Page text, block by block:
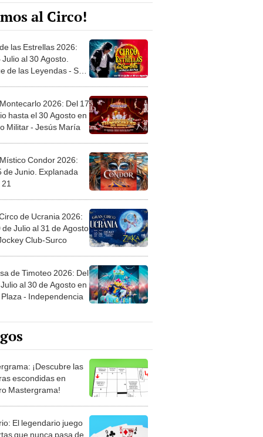
al Circo!
las Estrellas 2026:
Julio al 30 Agosto.
de las Leyendas - San
2026: Del 17
hasta el 30 Agosto en
Militar - Jesús María
Condor 2026:
de Junio. Explanada
de Ucrania 2026:
de Julio al 31 de Agosto
Club-Surco
de Timoteo 2026: Del
al 30 de Agosto en
- Independencia
¡Descubre las
escondidas en
Mastergrama!
El legendario juego
que nunca pasa de